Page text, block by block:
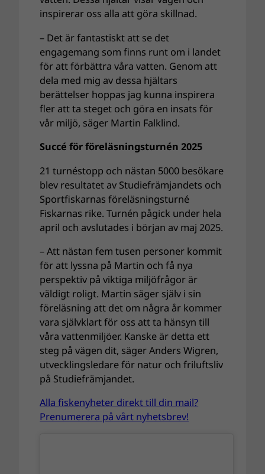
inspirerar oss alla att göra skillnad.
– Det är fantastiskt att se det
engagemang som finns runt om i landet
för att förbättra våra vatten. Genom att
dela med mig av dessa hjältars
berättelser hoppas jag kunna inspirera
fler att ta steget och göra en insats för
vår miljö, säger Martin Falklind.
Succé för föreläsningsturnén 2025
21 turnéstopp och nästan 5000 besökare
blev resultatet av Studiefrämjandets och
Sportfiskarnas föreläsningsturné
Fiskarnas rike. Turnén pågick under hela
april och avslutades i början av maj 2025.
– Att nästan fem tusen personer kommit
för att lyssna på Martin och få nya
perspektiv på viktiga miljöfrågor är
väldigt roligt. Martin säger själv i sin
föreläsning att det om några år kommer
vara självklart för oss att ta hänsyn till
våra vattenmiljöer. Kanske är detta ett
steg på vägen dit, säger Anders Wigren,
utvecklingsledare för natur och friluftsliv
på Studiefrämjandet.
Alla fiskenyheter direkt till din mail?
Prenumerera på vårt nyhetsbrev!